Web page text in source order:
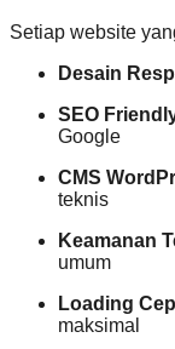
Setiap website
Desain
SEO
Google
CMS
teknis
Keamanan
umum
Loading
maksimal